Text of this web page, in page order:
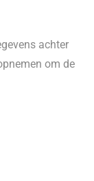
achter
om de